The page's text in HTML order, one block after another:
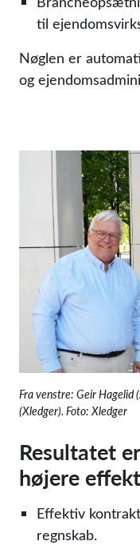
til
Nøglen er
og
Fra venstre: Geir Hagelid
(Xledger). Foto: Xledger
Resultatet
højere
Effektiv
regnskab.